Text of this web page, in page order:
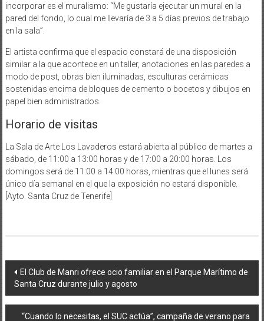
incorporar es el muralismo: “Me gustaría ejecutar un mural en la
pared del fondo, lo cual me llevaría de 3 a 5 días previos de trabajo
en la sala”.
El artista confirma que el espacio constará de una disposición
similar a la que acontece en un taller, anotaciones en las paredes a
modo de post, obras bien iluminadas, esculturas cerámicas
sostenidas encima de bloques de cemento o bocetos y dibujos en
papel bien administrados.
Horario de visitas
La Sala de Arte Los Lavaderos estará abierta al público de martes a
sábado, de 11:00 a 13:00 horas y de 17:00 a 20:00 horas. Los
domingos será de 11:00 a 14:00 horas, mientras que el lunes será
único día semanal en el que la exposición no estará disponible.
[Ayto. Santa Cruz de Tenerife]
Navegación
de
entradas
El Club de Manri ofrece ocio familiar en el Parque Marítimo de
Santa Cruz durante julio y agosto
“Cuando lo necesitas, el SUC actúa”, campaña de verano para